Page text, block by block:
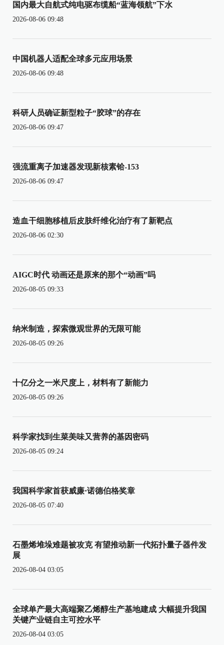
国内最大自航式纯电驱布缆船“蓝海领航”下水
2026-08-06 09:48
中国机器人适配全球多元应用场景
2026-08-06 09:48
科研人员确证新型粒子“胶球”的存在
2026-08-06 09:47
强流重离子加速器发现新核素铪-153
2026-08-06 09:47
造血干细胞移植后皮肤纤维化治疗有了新靶点
2026-08-06 02:30
AIGC时代 动画还是原来的那个“动画”吗
2026-08-05 09:33
纳米制造，探索微观世界的无限可能
2026-08-05 09:26
十亿分之一米尺度上，材料有了新能力
2026-08-05 09:26
科学家找到生菜美味又营养的基因密码
2026-08-05 09:24
我国科学家首获威廉·诺德伯格奖章
2026-08-05 07:40
石墨烯堆垛难题被攻克 有望推动新一代拓扑量子器件发
展
2026-08-04 03:05
全球单产最大高端聚乙烯醇生产基地建成 大幅提升我国
关键产业链自主可控水平
2026-08-04 03:05